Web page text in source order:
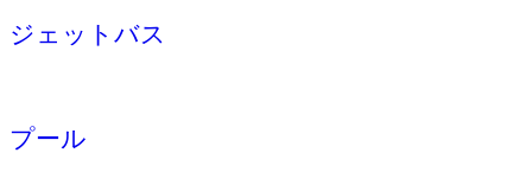
ジェットバス
プール